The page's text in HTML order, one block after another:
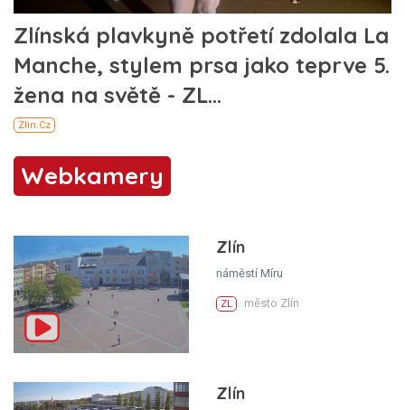
Webkamery
Zlín
náměstí Míru
ZL město Zlín
Zlín